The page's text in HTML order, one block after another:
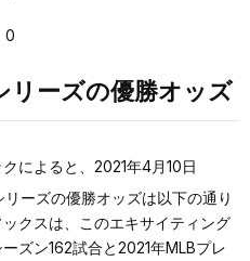
0
リーズの優勝オッズ
によると、2021年4月10日
ーズの優勝オッズは以下の通り
クスは、このエキサイティング
ズン162試合と2021年MLBプレ